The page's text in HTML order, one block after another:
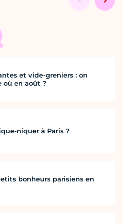
et vide-greniers : on
où en août ?
niquer à Paris ?
bonheurs parisiens en